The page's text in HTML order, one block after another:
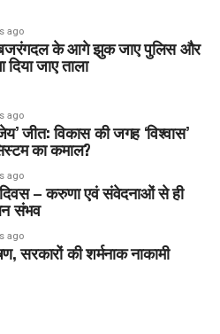
ago
बजरंगदल के आगे झुक जाए पुलिस और
दिया जाए ताला
ago
जीत: विकास की जगह ‘विश्वास’
का कमाल?
ago
दिवस – करुणा एवं संवेदनाओं से ही
संभव
ago
सरकारों की शर्मनाक नाकामी